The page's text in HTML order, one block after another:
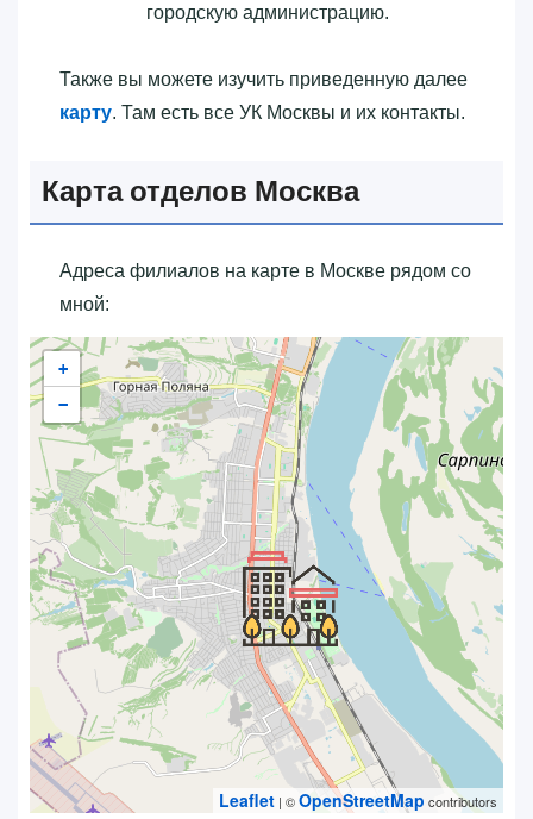
городскую администрацию.
Также вы можете изучить приведенную далее
карту. Там есть все УК Москвы и их контакты.
Карта отделов Москва
Адреса филиалов на карте в Москве рядом со
мной:
+
−
Leaflet | ©OpenStreetMap contributors